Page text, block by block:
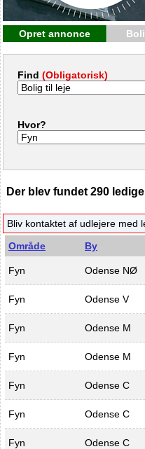
Opret annonce
Find (Obligatorisk)
Hvor?
Der blev fundet 290
Bliv kontaktet af udlejere med
Område
By
Fyn Odense NØ
Fyn Odense V
Fyn Odense M
Fyn Odense M
Fyn Odense C
Fyn Odense C
Fyn Odense C